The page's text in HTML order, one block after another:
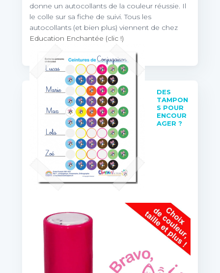
donne un autocollants de la couleur réussie. Il
le colle sur sa fiche de suivi. Tous les
autocollants (et bien plus) viennent de chez
Education Enchantée (clic !)
DES
TAMPON
S POUR
ENCOUR
AGER ?